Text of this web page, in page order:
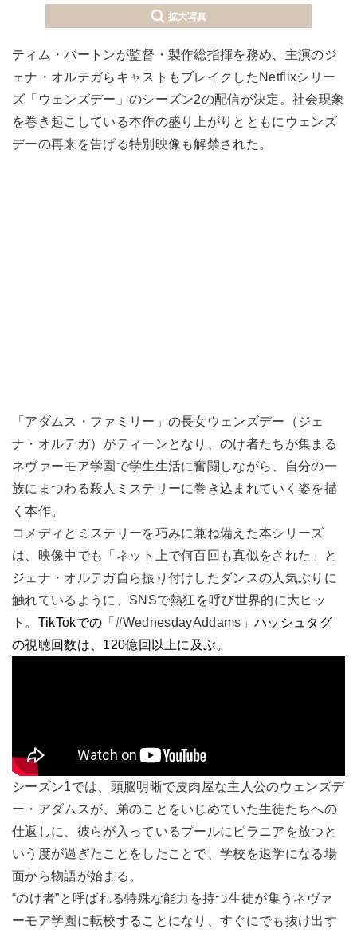
拡大写真
ティム・バートンが監督・製作総指揮を務め、主演のジ
ェナ・オルテガらキャストもブレイクしたNetflixシリー
ズ「ウェンズデー」のシーズン2の配信が決定。社会現象
を巻き起こしている本作の盛り上がりとともにウェンズ
デーの再来を告げる特別映像も解禁された。
「アダムス・ファミリー」の長女ウェンズデー（ジェ
ナ・オルテガ）がティーンとなり、のけ者たちが集まる
ネヴァーモア学園で学生生活に奮闘しながら、自分の一
族にまつわる殺人ミステリーに巻き込まれていく姿を描
く本作。
コメディとミステリーを巧みに兼ね備えた本シリーズ
は、映像中でも「ネット上で何百回も真似をされた」と
ジェナ・オルテガ自ら振り付けしたダンスの人気ぶりに
触れているように、SNSで熱狂を呼び世界的に大ヒッ
ト。 TikTokでの 「#WednesdayAddams」 ハッシュタグ
の視聴回数は、120億回以上に及ぶ。
シーズン1では、頭脳明晰で皮肉屋な主人公のウェンズデ
ー・アダムスが、弟のことをいじめていた生徒たちへの
仕返しに、彼らが入っているプールにピラニアを放つと
いう度が過ぎたことをしたことで、学校を退学になる場
面から物語が始まる。
“のけ者”と呼ばれる特殊な能力を持つ生徒が集うネヴァ
ーモア学園に転校することになり、すぐにでも抜け出す